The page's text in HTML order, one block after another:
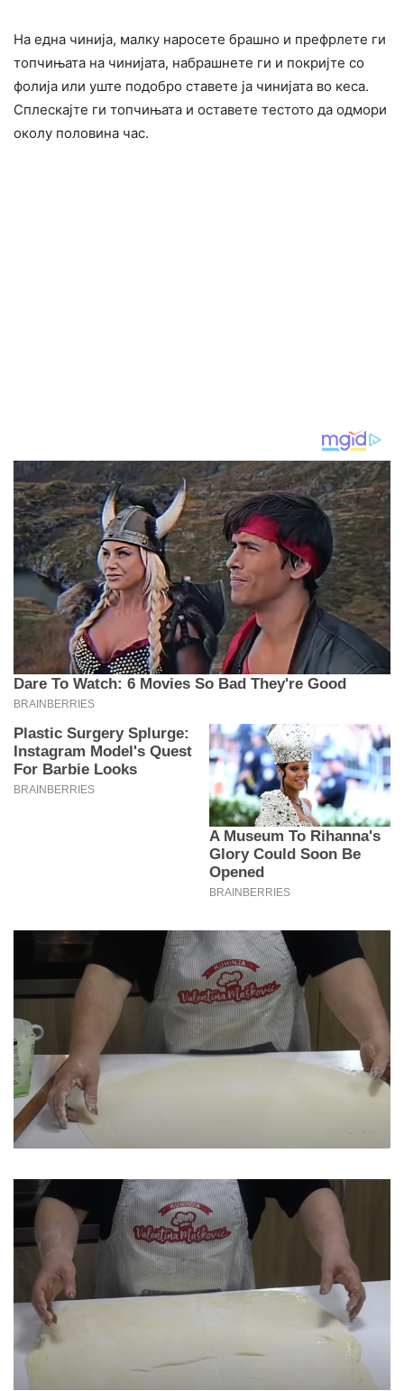
На една чинија, малку наросете брашно и префрлете ги
топчињата на чинијата, набрашнете ги и покријте со
фолија или уште подобро ставете ја чинијата во кеса.
Сплескајте ги топчињата и оставете тестото да одмори
околу половина час.